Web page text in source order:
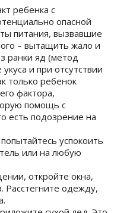
ребенка с
опасной
питания, вызвавшие
– вытащить жало и
ранки яд (метод
и при отсутствии
только ребенок
фактора,
помощь с
есть подозрение на
успокоить
или на любую
откройте окна,
Расстегните одежду,